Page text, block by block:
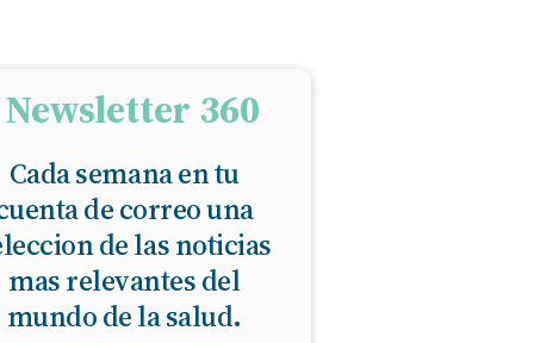
Newsletter 360
Cada semana en tu
de correo una
de las noticias
mas relevantes del
mundo de la salud.